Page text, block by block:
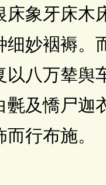
床象牙床木
细妙裀褥。
以八万辇舆
氎及憍尸迦
行布施。